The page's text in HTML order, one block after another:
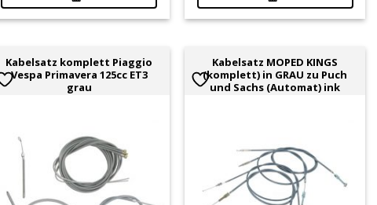
Kabelsatz komplett Piaggio
Vespa Primavera 125cc ET3
grau
Kabelsatz MOPED KINGS
(komplett) in GRAU zu Puch
und Sachs (Automat) ink